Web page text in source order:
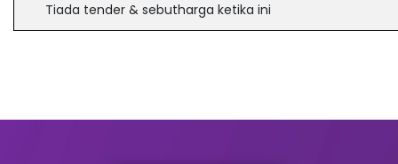
Tiada tender & sebutharga ketika ini